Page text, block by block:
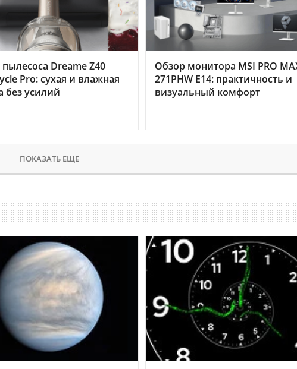
Dreame Z40
Pro: сухая и влажная
без усилий
Обзор монитора MSI PRO
271PHW E14: практичность и
визуальный комфорт
ПОКАЗАТЬ ЕЩЕ